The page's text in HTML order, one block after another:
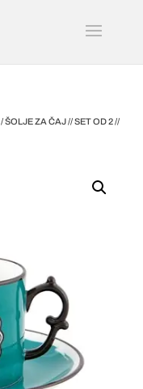
/ ŠOLJE ZA ČAJ // SET OD 2 //